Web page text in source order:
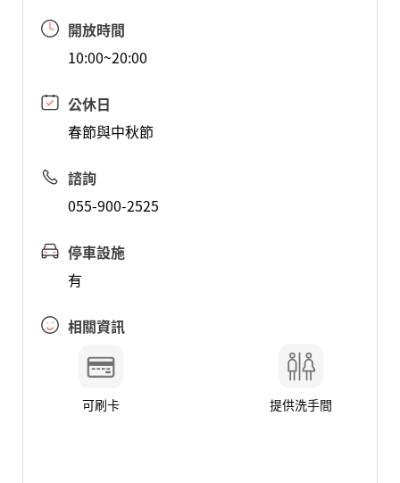
開放時間
10:00~20:00
公休日
春節與中秋節
諮詢
055-900-2525
停車設施
有
相關資訊
可刷卡 提供洗手間